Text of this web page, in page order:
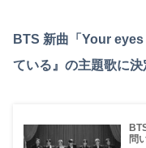
BTS 新曲「Your
ている』の主題歌に決
問